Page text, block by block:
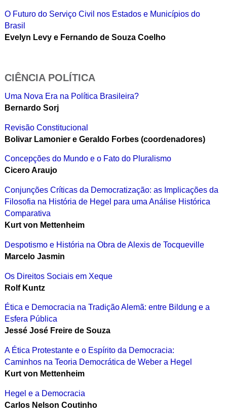
O Futuro do Serviço Civil nos Estados e Municípios do
Brasil
Evelyn Levy e Fernando de Souza Coelho
CIÊNCIA POLÍTICA
Uma Nova Era na Política Brasileira?
Bernardo Sorj
Revisão Constitucional
Bolivar Lamonier e Geraldo Forbes (coordenadores)
Concepções do Mundo e o Fato do Pluralismo
Cicero Araujo
Conjunções Críticas da Democratização: as Implicações da
Filosofia na História de Hegel para uma Análise Histórica
Comparativa
Kurt von Mettenheim
Despotismo e História na Obra de Alexis de Tocqueville
Marcelo Jasmin
Os Direitos Sociais em Xeque
Rolf Kuntz
Ética e Democracia na Tradição Alemã: entre Bildung e a
Esfera Pública
Jessé José Freire de Souza
A Ética Protestante e o Espírito da Democracia:
Caminhos na Teoria Democrática de Weber a Hegel
Kurt von Mettenheim
Hegel e a Democracia
Carlos Nelson Coutinho